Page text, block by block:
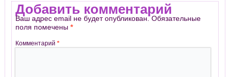
Добавить комментарий
Ваш адрес email не будет опубликован. Обязательные
поля помечены*
Комментарий*